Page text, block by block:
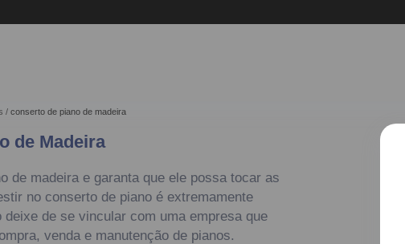
conserto de piano de madeira
de Madeira
de madeira e garanta que ele possa tocar as
no conserto de piano é extremamente
de se vincular com uma empresa que
venda e manutenção de pianos.